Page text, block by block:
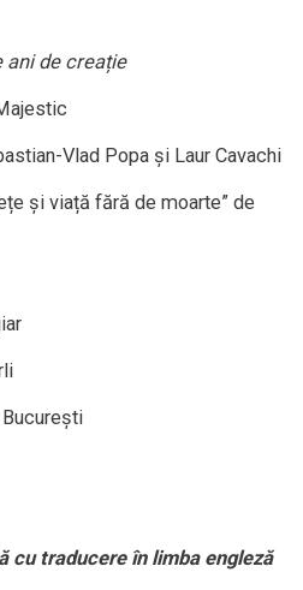
ani de creație
Vlad Popa și Laur Cavachi
și viață fără de moarte” de
București
cu traducere în limba engleză